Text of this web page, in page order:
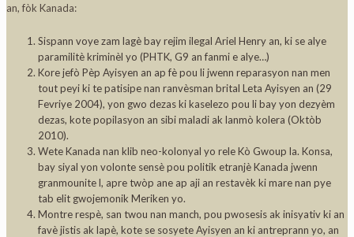
an, fòk Kanada:
Sispann voye zam lagè bay rejim ilegal Ariel Henry an, ki se alye
paramilitè kriminèl yo (PHTK, G9 an fanmi e alye…)
Kore jefò Pèp Ayisyen an ap fè pou li jwenn reparasyon nan men
tout peyi ki te patisipe nan ranvèsman brital Leta Ayisyen an (29
Fevriye 2004), yon gwo dezas ki kaselezo pou li bay yon dezyèm
dezas, kote popilasyon an sibi maladi ak lanmò kolera (Oktòb
2010).
Wete Kanada nan klib neo-kolonyal yo rele Kò Gwoup la. Konsa,
bay siyal yon volonte sensè pou politik etranjè Kanada jwenn
granmounite l, apre twòp ane ap aji an restavèk ki mare nan pye
tab elit gwojemonik Meriken yo.
Montre respè, san twou nan manch, pou pwosesis ak inisyativ ki an
favè jistis ak lapè, kote se sosyete Ayisyen an ki antreprann yo, an